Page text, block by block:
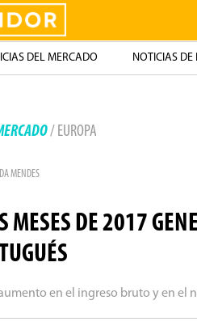
DEL MERCADO NOTICIAS DE
/ EUROPA
MENDES
MESES DE 2017
en el ingreso bruto y en el